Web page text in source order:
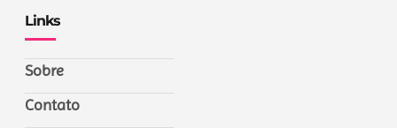
Links
Sobre
Contato